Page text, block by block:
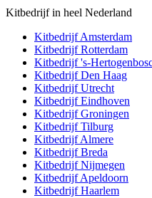
Kitbedrijf in heel Nederland
KitbedrijfAmsterdam
KitbedrijfRotterdam
Kitbedrijf's-
KitbedrijfDen Haag
KitbedrijfUtrecht
KitbedrijfEindhoven
KitbedrijfGroningen
KitbedrijfTilburg
KitbedrijfAlmere
KitbedrijfBreda
KitbedrijfNijmegen
KitbedrijfApeldoorn
KitbedrijfHaarlem